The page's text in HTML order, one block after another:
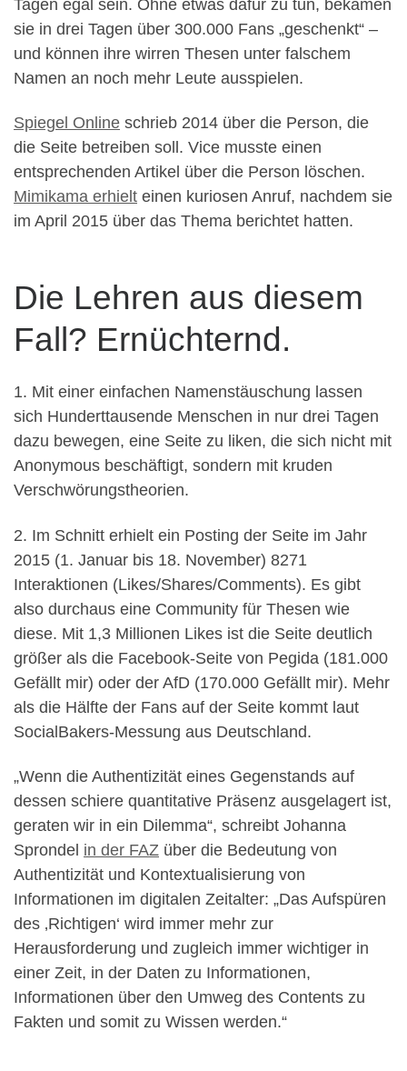
Tagen egal sein. Ohne etwas dafür zu tun, bekamen
sie in drei Tagen über 300.000 Fans „geschenkt“ –
und können ihre wirren Thesen unter falschem
Namen an noch mehr Leute ausspielen.
Spiegel Online schrieb 2014 über die Person, die
die Seite betreiben soll. Vice musste einen
entsprechenden Artikel über die Person löschen.
Mimikama erhielt einen kuriosen Anruf, nachdem sie
im April 2015 über das Thema berichtet hatten.
Die Lehren aus diesem
Fall? Ernüchternd.
1. Mit einer einfachen Namenstäuschung lassen
sich Hunderttausende Menschen in nur drei Tagen
dazu bewegen, eine Seite zu liken, die sich nicht mit
Anonymous beschäftigt, sondern mit kruden
Verschwörungstheorien.
2. Im Schnitt erhielt ein Posting der Seite im Jahr
2015 (1. Januar bis 18. November) 8271
Interaktionen (Likes/Shares/Comments). Es gibt
also durchaus eine Community für Thesen wie
diese. Mit 1,3 Millionen Likes ist die Seite deutlich
größer als die Facebook-Seite von Pegida (181.000
Gefällt mir) oder der AfD (170.000 Gefällt mir). Mehr
als die Hälfte der Fans auf der Seite kommt laut
SocialBakers-Messung aus Deutschland.
„Wenn die Authentizität eines Gegenstands auf
dessen schiere quantitative Präsenz ausgelagert ist,
geraten wir in ein Dilemma“, schreibt Johanna
Sprondel in der FAZ über die Bedeutung von
Authentizität und Kontextualisierung von
Informationen im digitalen Zeitalter: „Das Aufspüren
des ‚Richtigen‘ wird immer mehr zur
Herausforderung und zugleich immer wichtiger in
einer Zeit, in der Daten zu Informationen,
Informationen über den Umweg des Contents zu
Fakten und somit zu Wissen werden.“